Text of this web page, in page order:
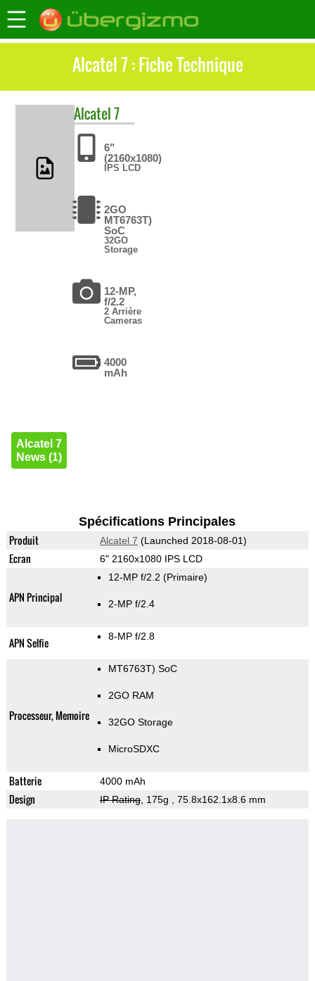
Alcatel 7 : Fiche Technique
Alcatel7
6"
(2160x1080)
IPS LCD
2GO
MT6763T)
SoC
32GO
Storage
12-MP,
f/2.2
2 Arrière
Cameras
4000
mAh
Alcatel 7
News (1)
Spécifications Principales
Produit Alcatel 7 (Launched 2018-08-01)
Ecran 6" 2160x1080 IPS LCD
APN Principal
12-MP f/2.2 (Primaire)
2-MP f/2.4
APN Selfie 8-MP f/2.8
Processeur, Memoire
MT6763T) SoC
2GO RAM
32GO Storage
MicroSDXC
Batterie 4000 mAh
Design IP Rating, 175g , 75.8x162.1x8.6 mm